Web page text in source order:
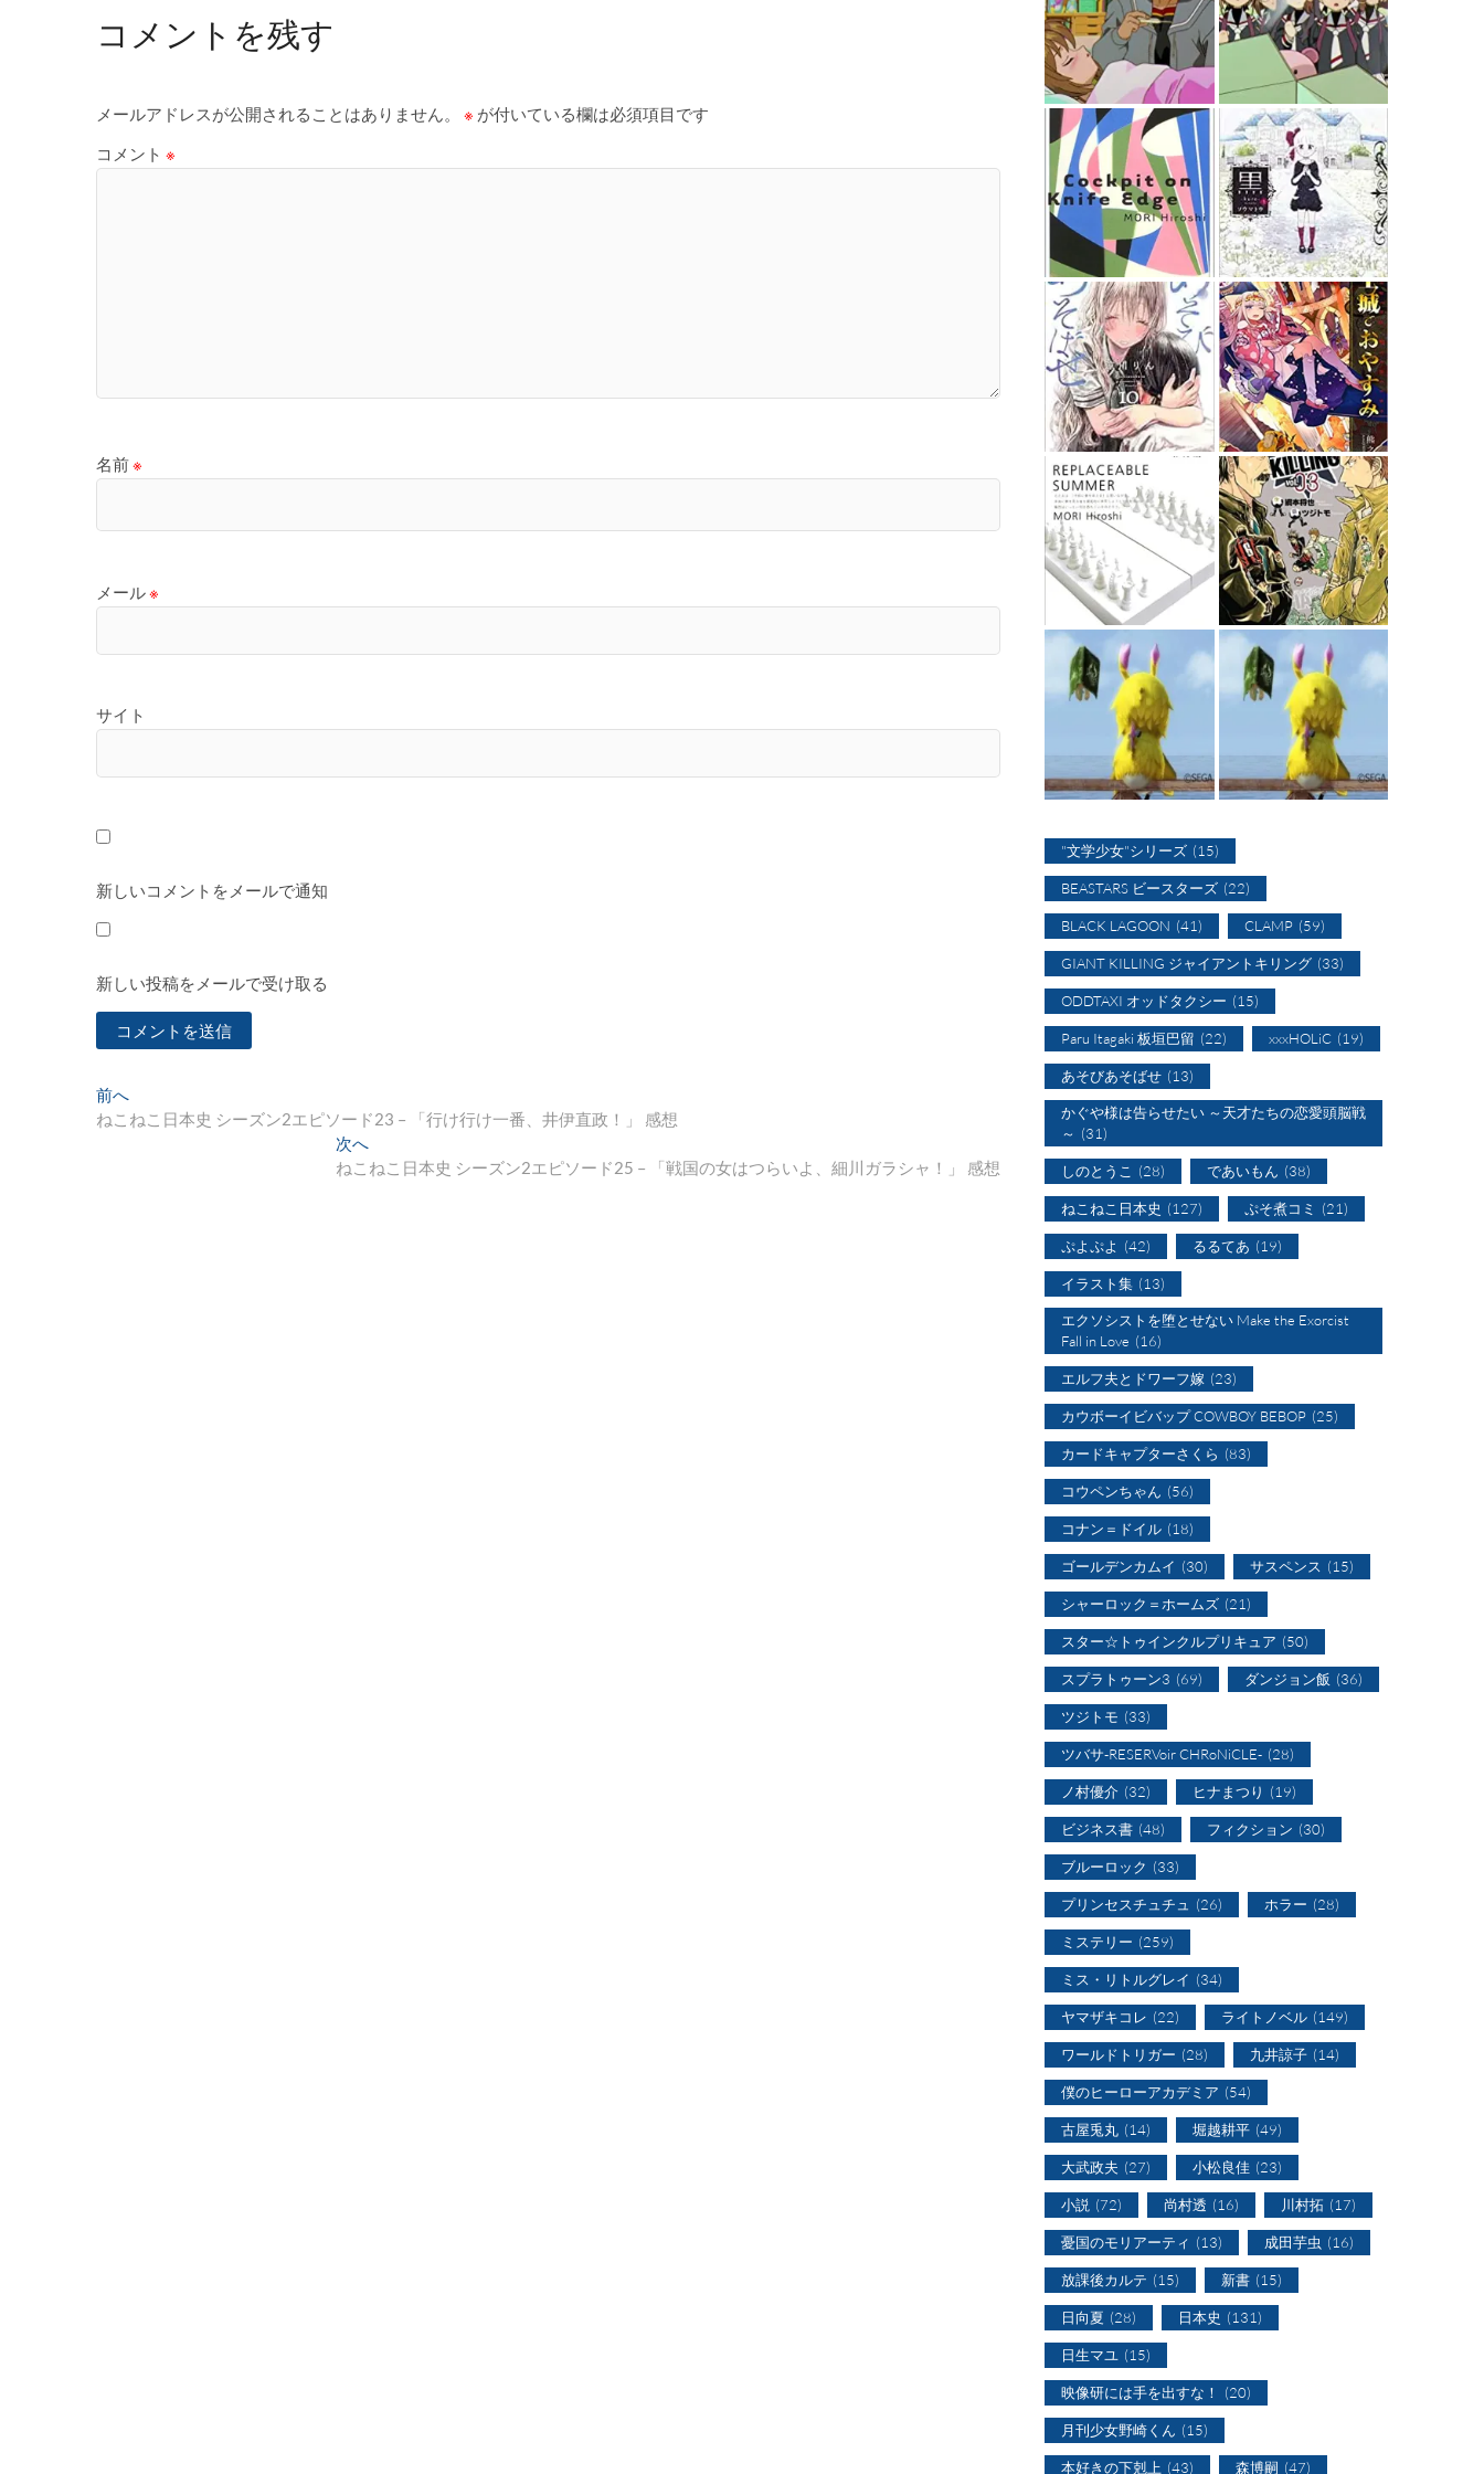
コメントを残す
メールアドレスが公開されることはありません。 ※ が付いている欄は必須項目です
コメント ※
名前※
メール※
サイト
新しいコメントをメールで通知
新しい投稿をメールで受け取る
投
稿
前へ
去
ねこねこ日本史 シーズン2エピソード23 – 「行け行け一番、井伊直政！」 感想
次へ
の
ねこねこ日本史 シーズン2エピソード25 – 「戦国の女はつらいよ、細川ガラシャ！」 感想
"文学少女"シリーズ (15)
BEASTARS ビースターズ (22)
BLACK LAGOON (41) CLAMP (59)
GIANT KILLING ジャイアントキリング (33)
ODDTAXI オッドタクシー (15)
Paru Itagaki 板垣巴留 (22) xxxHOLiC (19)
あそびあそばせ (13)
かぐや様は告らせたい ～天才たちの恋愛頭脳戦
～ (31)
しのとうこ (28) であいもん (38)
ねこねこ日本史 (127) ぷそ煮コミ (21)
ぷよぷよ (42) るるてあ (19)
イラスト集 (13)
エクソシストを堕とせない Make the Exorcist
Fall in Love (16)
エルフ夫とドワーフ嫁 (23)
カウボーイビバップ COWBOY BEBOP (25)
カードキャプターさくら (83)
コウペンちゃん (56)
コナン＝ドイル (18)
ゴールデンカムイ (30) サスペンス (15)
シャーロック＝ホームズ (21)
スター☆トゥインクルプリキュア (50)
スプラトゥーン3 (69) ダンジョン飯 (36)
ツジトモ (33)
ツバサ-RESERVoir CHRoNiCLE- (28)
ノ村優介 (32) ヒナまつり (19)
ビジネス書 (48) フィクション (30)
ブルーロック (33)
プリンセスチュチュ (26) ホラー (28)
ミステリー (259)
ミス・リトルグレイ (34)
ヤマザキコレ (22) ライトノベル (149)
ワールドトリガー (28) 九井諒子 (14)
僕のヒーローアカデミア (54)
古屋兎丸 (14) 堀越耕平 (49)
大武政夫 (27) 小松良佳 (23)
小説 (72) 尚村透 (16) 川村拓 (17)
憂国のモリアーティ (13) 成田芋虫 (16)
放課後カルテ (15) 新書 (15)
日向夏 (28) 日本史 (131)
日生マユ (15)
映像研には手を出すな！ (20)
月刊少女野崎くん (15)
本好きの下剋上 (43) 森博嗣 (47)